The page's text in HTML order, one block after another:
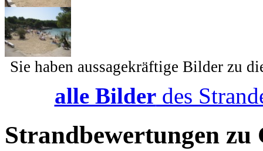
Sie haben aussagekräftige Bilder zu
alle Bilderdes
Strandbewertungen zu